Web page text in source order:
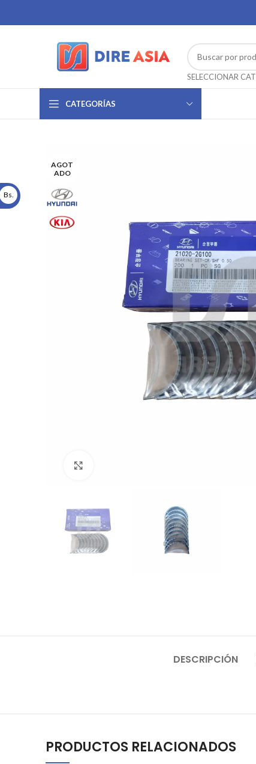
CATEGORÍAS
AGOT
ADO
DESCRIPCIÓN
PRODUCTOS RELACIONADOS
Bs.